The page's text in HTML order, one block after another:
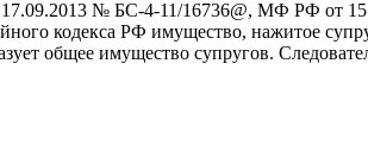
№ БС-4-11/16736@, МФ РФ от
кодекса РФ имущество, нажитое
общее имущество супругов.